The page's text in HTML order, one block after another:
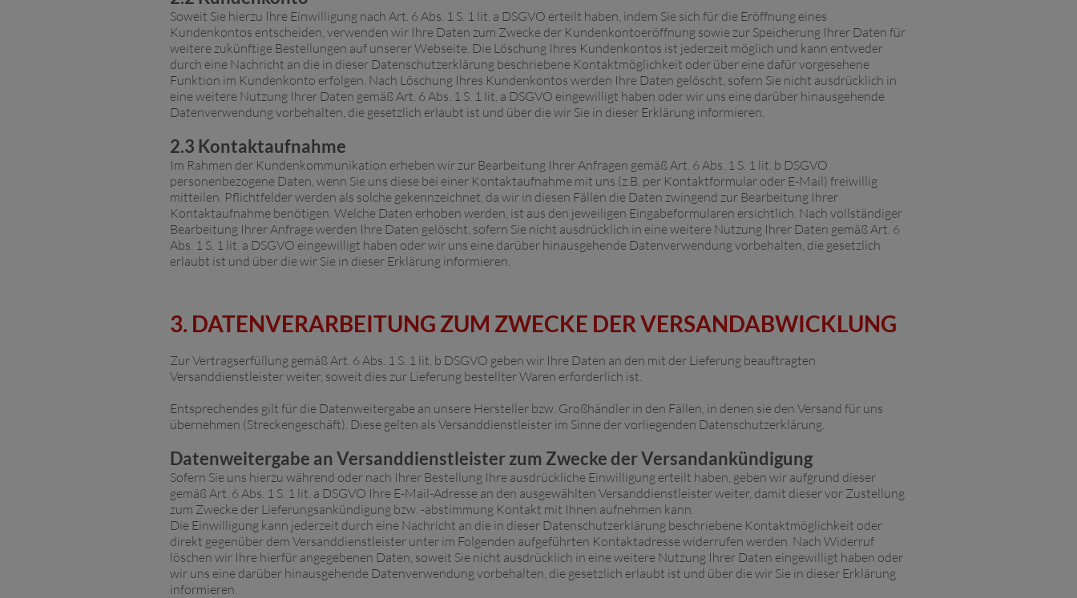
Soweit Sie hierzu Ihre Einwilligung nach Art. 6 Abs. 1 S. 1 lit. a DSGVO erteilt haben, indem Sie sich für die Eröffnung eines
Kundenkontos entscheiden, verwenden wir Ihre Daten zum Zwecke der Kundenkontoeröffnung sowie zur Speicherung Ihrer Daten für
weitere zukünftige Bestellungen auf unserer Webseite. Die Löschung Ihres Kundenkontos ist jederzeit möglich und kann entweder
durch eine Nachricht an die in dieser Datenschutzerklärung beschriebene Kontaktmöglichkeit oder über eine dafür vorgesehene
Funktion im Kundenkonto erfolgen. Nach Löschung Ihres Kundenkontos werden Ihre Daten gelöscht, sofern Sie nicht ausdrücklich in
eine weitere Nutzung Ihrer Daten gemäß Art. 6 Abs. 1 S. 1 lit. a DSGVO eingewilligt haben oder wir uns eine darüber hinausgehende
Datenverwendung vorbehalten, die gesetzlich erlaubt ist und über die wir Sie in dieser Erklärung informieren.
2.3 Kontaktaufnahme
Im Rahmen der Kundenkommunikation erheben wir zur Bearbeitung Ihrer Anfragen gemäß Art. 6 Abs. 1 S. 1 lit. b DSGVO
personenbezogene Daten, wenn Sie uns diese bei einer Kontaktaufnahme mit uns (z.B. per Kontaktformular oder E-Mail) freiwillig
mitteilen. Pflichtfelder werden als solche gekennzeichnet, da wir in diesen Fällen die Daten zwingend zur Bearbeitung Ihrer
Kontaktaufnahme benötigen. Welche Daten erhoben werden, ist aus den jeweiligen Eingabeformularen ersichtlich. Nach vollständiger
Bearbeitung Ihrer Anfrage werden Ihre Daten gelöscht, sofern Sie nicht ausdrücklich in eine weitere Nutzung Ihrer Daten gemäß Art. 6
Abs. 1 S. 1 lit. a DSGVO eingewilligt haben oder wir uns eine darüber hinausgehende Datenverwendung vorbehalten, die gesetzlich
erlaubt ist und über die wir Sie in dieser Erklärung informieren.
3. DATENVERARBEITUNG ZUM ZWECKE DER VERSANDABWICKLUNG
Zur Vertragserfüllung gemäß Art. 6 Abs. 1 S. 1 lit. b DSGVO geben wir Ihre Daten an den mit der Lieferung beauftragten
Versanddienstleister weiter, soweit dies zur Lieferung bestellter Waren erforderlich ist.
Entsprechendes gilt für die Datenweitergabe an unsere Hersteller bzw. Großhändler in den Fällen, in denen sie den Versand für uns
übernehmen (Streckengeschäft). Diese gelten als Versanddienstleister im Sinne der vorliegenden Datenschutzerklärung.
Datenweitergabe an Versanddienstleister zum Zwecke der Versandankündigung
Sofern Sie uns hierzu während oder nach Ihrer Bestellung Ihre ausdrückliche Einwilligung erteilt haben, geben wir aufgrund dieser
gemäß Art. 6 Abs. 1 S. 1 lit. a DSGVO Ihre E-Mail-Adresse an den ausgewählten Versanddienstleister weiter, damit dieser vor Zustellung
zum Zwecke der Lieferungsankündigung bzw. -abstimmung Kontakt mit Ihnen aufnehmen kann.
Die Einwilligung kann jederzeit durch eine Nachricht an die in dieser Datenschutzerklärung beschriebene Kontaktmöglichkeit oder
direkt gegenüber dem Versanddienstleister unter im Folgenden aufgeführten Kontaktadresse widerrufen werden. Nach Widerruf
löschen wir Ihre hierfür angegebenen Daten, soweit Sie nicht ausdrücklich in eine weitere Nutzung Ihrer Daten eingewilligt haben oder
wir uns eine darüber hinausgehende Datenverwendung vorbehalten, die gesetzlich erlaubt ist und über die wir Sie in dieser Erklärung
informieren.